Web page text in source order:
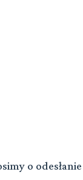
o odesłanie